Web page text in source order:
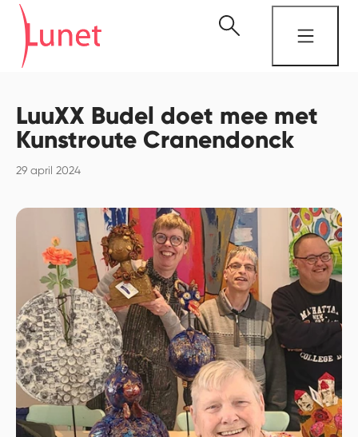
LuuXX Budel doet mee met
Kunstroute Cranendonck
29 april 2024